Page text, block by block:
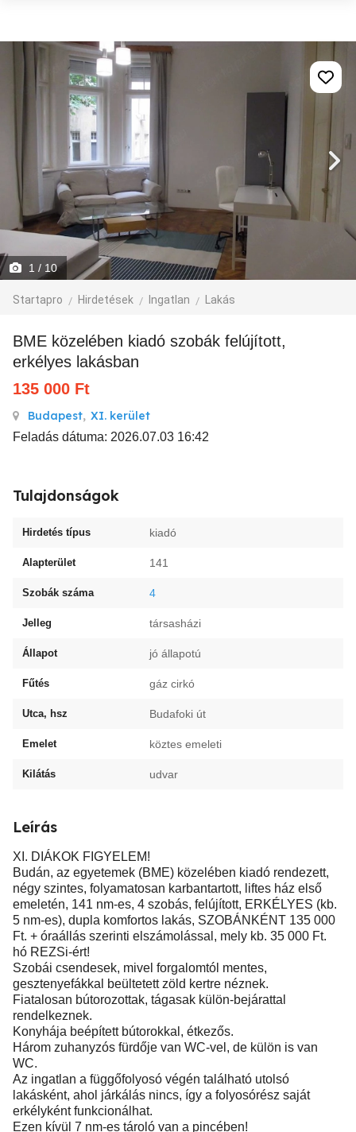
1 / 10
Startapro Hirdetések Ingatlan Lakás
BME közelében kiadó szobák felújított,
erkélyes lakásban
135 000 Ft
Budapest, XI. kerület
Feladás dátuma: 2026.07.03 16:42
Tulajdonságok
Hirdetés típus kiadó
Alapterület 141
Szobák száma 4
Jelleg társasházi
Állapot jó állapotú
Fűtés gáz cirkó
Utca, hsz Budafoki út
Emelet köztes emeleti
Kilátás udvar
Leírás
XI. DIÁKOK FIGYELEM!
Budán, az egyetemek (BME) közelében kiadó rendezett,
négy szintes, folyamatosan karbantartott, liftes ház első
emeletén, 141 nm-es, 4 szobás, felújított, ERKÉLYES (kb.
5 nm-es), dupla komfortos lakás, SZOBÁNKÉNT 135 000
Ft. + óraállás szerinti elszámolással, mely kb. 35 000 Ft.
hó REZSi-ért!
Szobái csendesek, mivel forgalomtól mentes,
gesztenyefákkal beültetett zöld kertre néznek.
Fiatalosan bútorozottak, tágasak külön-bejárattal
rendelkeznek.
Konyhája beépített bútorokkal, étkezős.
Három zuhanyzós fürdője van WC-vel, de külön is van
WC.
Az ingatlan a függőfolyosó végén található utolsó
lakásként, ahol járkálás nincs, így a folyosórész saját
erkélyként funkcionálhat.
Ezen kívül 7 nm-es tároló van a pincében!